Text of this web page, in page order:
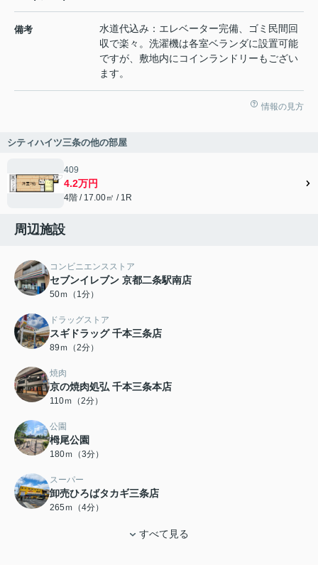
備考
水道代込み：エレベーター完備、ゴミ民間回
収で楽々。洗濯機は各室ベランダに設置可能
ですが、敷地内にコインランドリーもござい
ます。
情報の見方
シティハイツ三条の他の部屋
409
4.2万円
4階 / 17.00㎡ / 1R
周辺施設
コンビニエンスストア
セブンイレブン 京都二条駅南店
50ｍ（1分）
ドラッグストア
スギドラッグ 千本三条店
89ｍ（2分）
焼肉
京の焼肉処弘 千本三条本店
110ｍ（2分）
公園
栂尾公園
180ｍ（3分）
スーパー
卸売ひろばタカギ三条店
265ｍ（4分）
すべて見る